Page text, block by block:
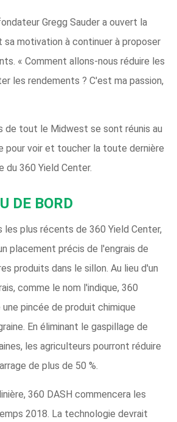
Gregg Sauder a ouvert la
sa motivation à continuer à proposer
« Comment allons-nous réduire les
les rendements ? C'est ma passion,
de tout le Midwest se sont réunis au
pour voir et toucher la toute dernière
du 360 Yield Center.
DE BORD
les plus récents de 360 ​​Yield Center,
placement précis de l'engrais de
produits dans le sillon. Au lieu d'un
comme le nom l'indique, 360
pincée de produit chimique
En éliminant le gaspillage de
les agriculteurs pourront réduire
de plus de 50 %.
360 DASH commencera les
2018. La technologie devrait